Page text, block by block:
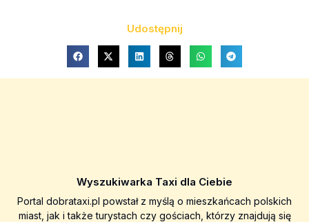
Udostępnij
Wyszukiwarka Taxi dla Ciebie
Portal dobrataxi.pl powstał z myślą o mieszkańcach polskich
miast, jak i także turystach czy gościach, którzy znajdują się